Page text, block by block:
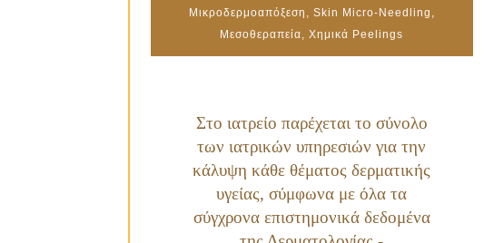
Μικροδερμοαπόξεση, Skin Micro-Needling,
Μεσοθεραπεία, Χημικά Peelings
Στο ιατρείο παρέχεται το σύνολο
των ιατρικών υπηρεσιών για την
κάλυψη κάθε θέματος δερματικής
υγείας, σύμφωνα με όλα τα
σύγχρονα επιστημονικά δεδομένα